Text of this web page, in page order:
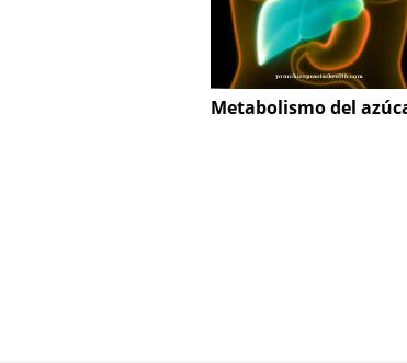
Metabolismo del